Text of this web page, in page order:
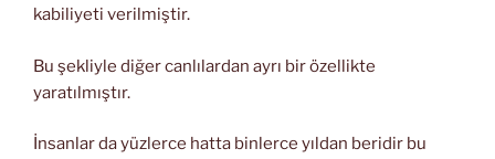
kabiliyeti verilmiştir.
Bu şekliyle diğer canlılardan ayrı bir özellikte
yaratılmıştır.
İnsanlar da yüzlerce hatta binlerce yıldan beridir bu